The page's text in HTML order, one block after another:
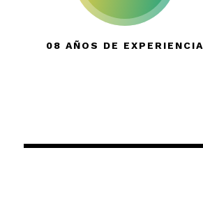
08 AÑOS DE EXPERIENCIA